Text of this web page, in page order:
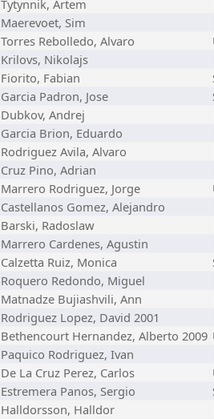
Tytynnik, Artem
Maerevoet, Sim
Torres Rebolledo, Alvaro
Krilovs, Nikolajs
Fiorito, Fabian
Garcia Padron, Jose
Dubkov, Andrej
Garcia Brion, Eduardo
Rodriguez Avila, Alvaro
Cruz Pino, Adrian
Marrero Rodriguez, Jorge
Castellanos Gomez, Alejandro
Barski, Radoslaw
Marrero Cardenes, Agustin
Calzetta Ruiz, Monica
Roquero Redondo, Miguel
Matnadze Bujiashvili, Ann
Rodriguez Lopez, David 2001
Bethencourt Hernandez, Alberto 2009
Paquico Rodriguez, Ivan
De La Cruz Perez, Carlos
Estremera Panos, Sergio
Halldorsson, Halldor